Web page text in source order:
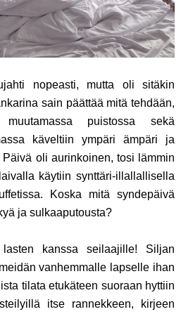
nopeasti, mutta oli sitäkin
sain päättää mitä tehdään,
puistossa sekä
käveltiin ympäri ämpäri ja
oli aurinkoinen, tosi lämmin
käytiin synttäri-illallallisella
Koska mitä syndepäivä
ja sulkaaputousta?
kanssa seilaajille! Siljan
vanhemmalle lapselle ihan
tilata etukäteen suoraan hyttiin
itse rannekkeen, kirjeen